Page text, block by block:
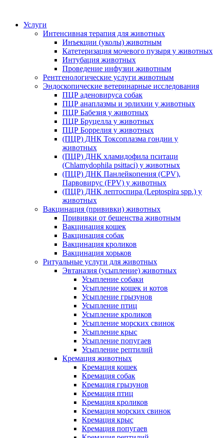
Услуги
Интенсивная терапия для животных
Инъекции (уколы) животным
Катетеризация мочевого пузыря у животных
Интубация животных
Проведение инфузии животным
Рентгенологические услуги животным
Эндоскопические ветеринарные исследования
ПЦР аденовируса собак
ПЦР анаплазмы и эрлихии у животных
ПЦР Бабезия у животных
ПЦР Бруцелла у животных
ПЦР Боррелия у животных
(ПЦР) ДНК Токсоплазма гондии у
животных
(ПЦР) ДНК хламидофила пситаци
(Chlamydophila psittaci) у животных
(ПЦР) ДНК Панлейкопения (CPV),
Парвовирус (FPV) у животных
(ПЦР) ДНК лептоспира (Leptospira spp.) у
животных
Вакцинация (прививки) животных
Прививки от бешенства животным
Вакцинация кошек
Вакцинация собак
Вакцинация кроликов
Вакцинация хорьков
Ритуальные услуги для животных
Эвтаназия (усыпление) животных
Усыпление собаки
Усыпление кошек и котов
Усыпление грызунов
Усыпление птиц
Усыпление кроликов
Усыпление морских свинок
Усыпление крыс
Усыпление попугаев
Усыпление рептилий
Кремация животных
Кремация кошек
Кремация собак
Кремация грызунов
Кремация птиц
Кремация кроликов
Кремация морских свинок
Кремация крыс
Кремация попугаев